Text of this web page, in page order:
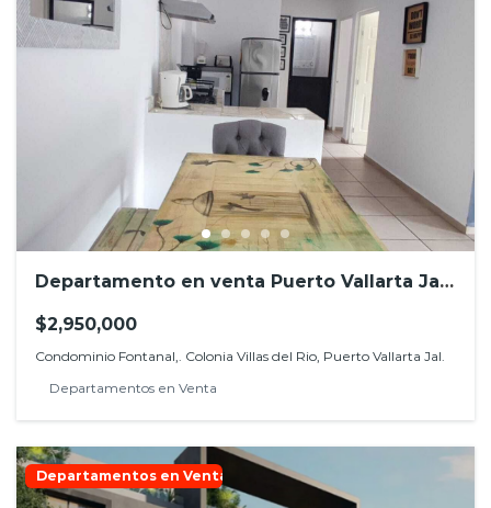
Departamento en venta Puerto Vallarta Jal.
$2,950,000
Condominio Fontanal,. Colonia Villas del Rio, Puerto Vallarta Jal.
Departamentos en Venta
Departamentos en Venta